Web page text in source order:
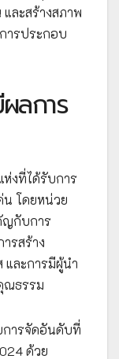
ละสร้างสภาพ
ารประกอบ
ลการ
งที่ได้รับการ
น โดยหน่วย
ญกับการ
รสร้าง
และการมีผู้นำ
ณธรรม
การจัดอันดับที่
ด้วย